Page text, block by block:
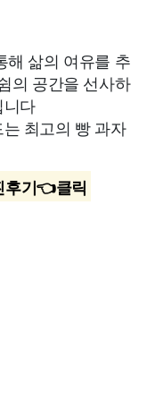
해 삶의 여유를 추
의 공간을 선사하
다
최고의 빵 과자
후기👈클릭